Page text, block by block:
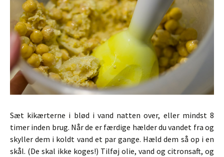
Sæt kikærterne i blød i vand natten over, eller mindst 8
timer inden brug. Når de er færdige hælder du vandet fra og
skyller dem i koldt vand et par gange. Hæld dem så op i en
skål. (De skal ikke koges!) Tilføj olie, vand og citronsaft, og